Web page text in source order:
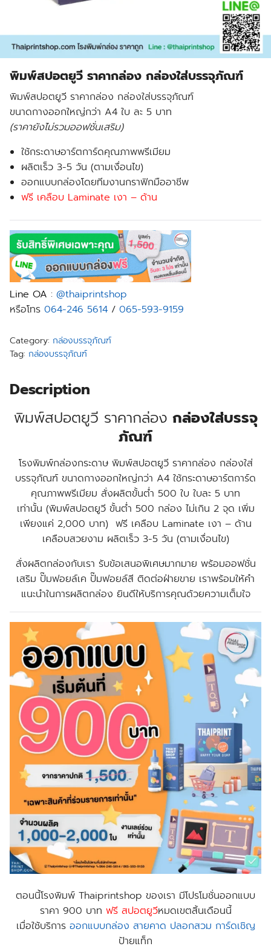
พิมพ์สปอตยูวี ราคากล่อง กล่องใส่บรรจุภัณฑ์
พิมพ์สปอตยูวี ราคากล่อง กล่องใส่บรรจุภัณฑ์
ขนาดกางออกใหญ่กว่า A4 ใบ ละ 5 บาท
(ราคายังไม่รวมออฟชั่นเสริม)
ใช้กระดาษอาร์ตการ์ดคุณภาพพรีเมียม
ผลิตเร็ว 3-5 วัน (ตามเงื่อนไข)
ออกแบบกล่องโดยทีมงานกราฟิกมืออาชีพ
ฟรี เคลือบ Laminate เงา – ด้าน
Line OA : @thaiprintshop
หรือโทร 064-246 5614 / 065-593-9159
Category: กล่องบรรจุภัณฑ์
Tag: กล่องบรรจุภัณฑ์
Description
พิมพ์สปอตยูวี ราคากล่อง กล่องใส่บรรจุ
ภัณฑ์
โรงพิมพ์กล่องกระดาษ พิมพ์สปอตยูวี ราคากล่อง กล่องใส่
บรรจุภัณฑ์ ขนาดกางออกใหญ่กว่า A4 ใช้กระดาษอาร์ตการ์ด
คุณภาพพรีเมียม สั่งผลิตขั้นต่ำ 500 ใบ ใบละ 5 บาท
เท่านั้น (พิมพ์สปอตยูวี ขั้นต่ำ 500 กล่อง ไม่เกิน 2 จุด เพิ่ม
เพียงแค่ 2,000 บาท) ฟรี เคลือบ Laminate เงา – ด้าน
เคลือบสวยงาม ผลิตเร็ว 3-5 วัน (ตามเงื่อนไข)
สั่งผลิตกล่องกับเรา รับข้อเสนอพิเศษมากมาย พร้อมออฟชั่น
เสริม ปั๊มฟอยล์เค ปั๊มฟอยล์สี ติดต่อฝ่ายขาย เราพร้อมให้คำ
แนะนำในการผลิตกล่อง ยินดีให้บริการคุณด้วยความเต็มใจ
ตอนนี้โรงพิมพ์ Thaiprintshop ของเรา มีโปรโมชั่นออกแบบ
ราคา 900 บาท ฟรี สปอตยูวีหมดเขตสิ้นเดือนนี้
เมื่อใช้บริการ ออกแบบกล่อง สายคาด ปลอกสวม การ์ดเชิญ
ป้าย​แท็ก